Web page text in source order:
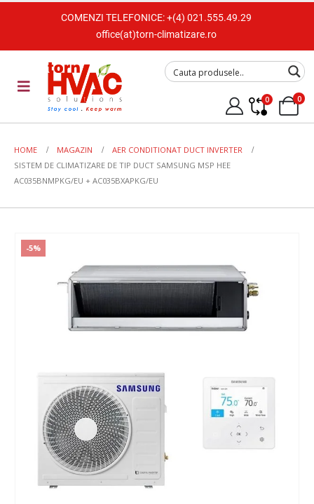
COMENZI TELEFONICE:+(4) 021.555.49.29
office(at)torn-climatizare.ro
0 0
HOME MAGAZIN
AER CONDITIONAT DUCT INVERTER
SISTEM DE CLIMATIZARE DE TIP DUCT SAMSUNG MSP HEE
AC035BNMPKG/EU + AC035BXAPKG/EU
-5%